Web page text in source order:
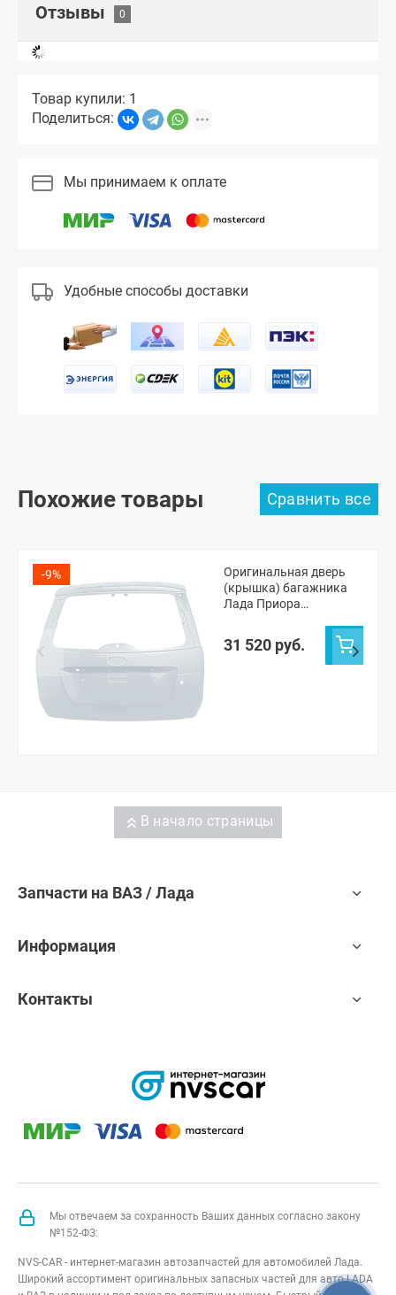
Отзывы
Товар купили: 1
Поделиться:
Мы принимаем к оплате
Удобные способы доставки
Похожие товары
-9%
Оригинальная дверь
(крышка) багажника
Лада Приора
(Кристалл 281)
31 520 руб.
В начало страницы
Запчасти на ВАЗ / Лада
Информация
Контакты
Мы отвечаем за сохранность Ваших данных согласно закону
№152-ФЗ:
NVS-CAR - интернет-магазин автозапчастей для автомобилей Лада.
Широкий ассортимент оригинальных запасных частей для авто LADA